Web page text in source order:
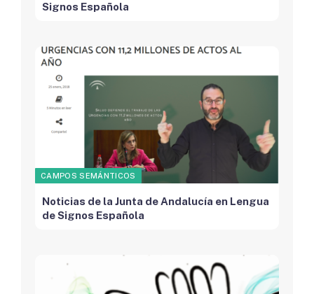
Signos Española
CAMPOS SEMÁNTICOS
Noticias de la Junta de Andalucía en Lengua
de Signos Española